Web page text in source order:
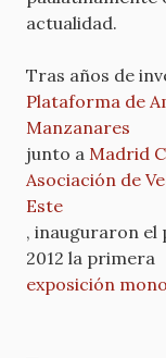
actualidad.
Tras años de
Plataforma de
Manzanares
junto a Madrid
Asociación de
Este
, inauguraron el
2012 la primera
exposición